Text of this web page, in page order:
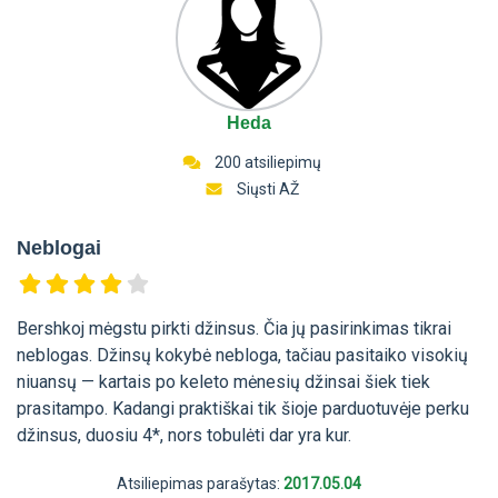
Heda
200 atsiliepimų
Siųsti AŽ
Neblogai
Bershkoj mėgstu pirkti džinsus. Čia jų pasirinkimas tikrai
neblogas. Džinsų kokybė nebloga, tačiau pasitaiko visokių
niuansų — kartais po keleto mėnesių džinsai šiek tiek
prasitampo. Kadangi praktiškai tik šioje parduotuvėje perku
džinsus, duosiu 4*, nors tobulėti dar yra kur.
Atsiliepimas parašytas: 2017.05.04